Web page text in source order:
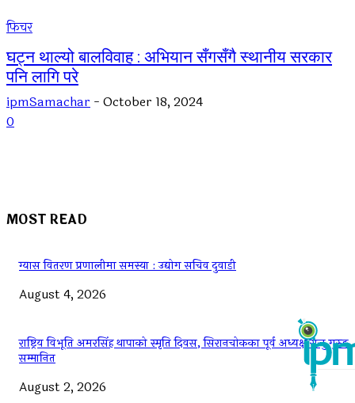
फिचर
घट्न थाल्यो बालविवाह : अभियान सँगसँगै स्थानीय सरकार
पनि लागि परे
ipmSamachar - October 18, 2024
0
MOST READ
ग्यास वितरण प्रणालीमा समस्या : उद्योग सचिव दुवाडी
August 4, 2026
राष्ट्रिय विभूति अमरसिंह थापाको स्मृति दिवस, सिरानचोकका पूर्व अध्यक्ष राजु गुरुङ
सम्मानित
August 2, 2026